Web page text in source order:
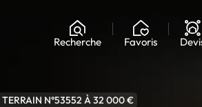
Recherche
Chargement...
Favoris
TERRAIN N°53552 À 32 000 €